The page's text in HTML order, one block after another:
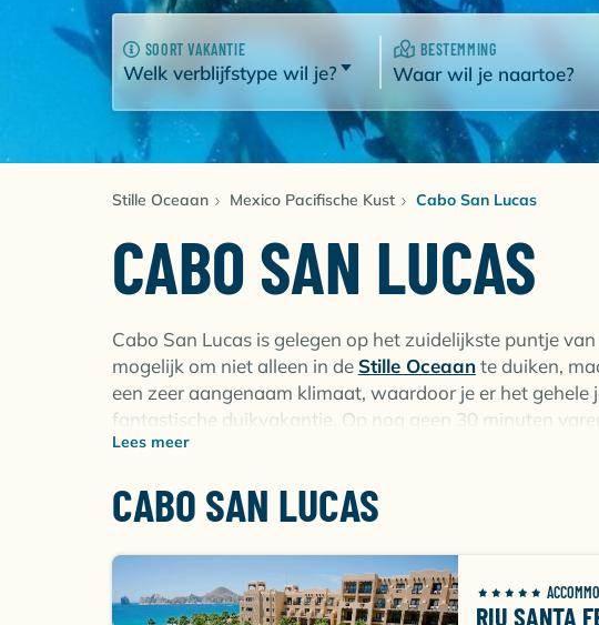
SOORT VAKANTIE
Welk verblijfstype wil je?
BESTEMMING
Waar wil je naartoe?
Stille Oceaan Mexico Pacifische Kust Cabo San Lucas
CABO SAN LUCAS
Cabo San Lucas is gelegen op het zuidelijkste puntje
mogelijk om niet alleen in de Stille Oceaante duiken,
een zeer aangenaam klimaat, waardoor je er het
fantastische duikvakantie. Op nog geen 30 minuten
Corridor, 2 locaties voor fantastische duiken. Afhankelijk
De onderwaterwereld van het Cabo San Lucas Marine
enorme scholen jacks, scholen mobula’s,
vaste bewoners van het Marine Park. Voor de wat
hoogtepunt zingende bultrugwalvissen tussen
Lees meer
CABO SAN LUCAS
RIU SANTA